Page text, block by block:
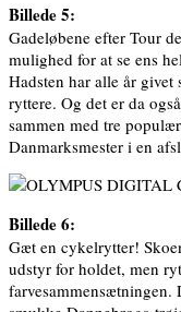
Billede 5:
Gadeløbene efter Tour
mulighed for at se ens
Hadsten har alle år
ryttere. Og det er da
sammen med tre
Danmarksmester i en
Billede 6:
Gæt en cykelrytter!
udstyr for holdet, men
farvesammensætningen.